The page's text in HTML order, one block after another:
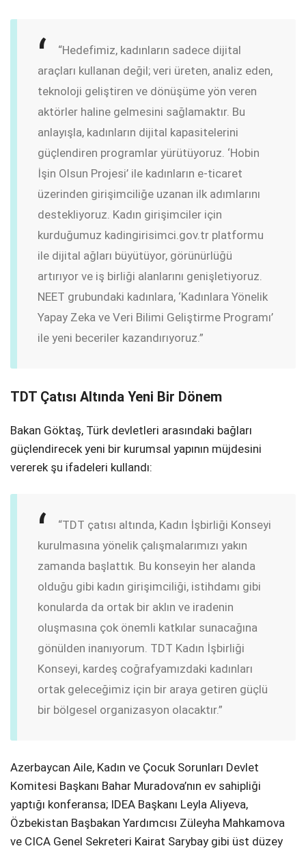
“Hedefimiz, kadınların sadece dijital
araçları kullanan değil; veri üreten, analiz eden,
teknoloji geliştiren ve dönüşüme yön veren
aktörler haline gelmesini sağlamaktır. Bu
anlayışla, kadınların dijital kapasitelerini
güçlendiren programlar yürütüyoruz. ‘Hobin
İşin Olsun Projesi’ ile kadınların e-ticaret
üzerinden girişimciliğe uzanan ilk adımlarını
destekliyoruz. Kadın girişimciler için
kurduğumuz kadingirisimci.gov.tr platformu
ile dijital ağları büyütüyor, görünürlüğü
artırıyor ve iş birliği alanlarını genişletiyoruz.
NEET grubundaki kadınlara, ‘Kadınlara Yönelik
Yapay Zeka ve Veri Bilimi Geliştirme Programı’
ile yeni beceriler kazandırıyoruz.”
TDT Çatısı Altında Yeni Bir Dönem
Bakan Göktaş, Türk devletleri arasındaki bağları
güçlendirecek yeni bir kurumsal yapının müjdesini
vererek şu ifadeleri kullandı:
“TDT çatısı altında, Kadın İşbirliği Konseyi
kurulmasına yönelik çalışmalarımızı yakın
zamanda başlattık. Bu konseyin her alanda
olduğu gibi kadın girişimciliği, istihdamı gibi
konularda da ortak bir aklın ve iradenin
oluşmasına çok önemli katkılar sunacağına
gönülden inanıyorum. TDT Kadın İşbirliği
Konseyi, kardeş coğrafyamızdaki kadınları
ortak geleceğimiz için bir araya getiren güçlü
bir bölgesel organizasyon olacaktır.”
Azerbaycan Aile, Kadın ve Çocuk Sorunları Devlet
Komitesi Başkanı Bahar Muradova’nın ev sahipliği
yaptığı konferansa; IDEA Başkanı Leyla Aliyeva,
Özbekistan Başbakan Yardımcısı Züleyha Mahkamova
ve CICA Genel Sekreteri Kairat Sarybay gibi üst düzey